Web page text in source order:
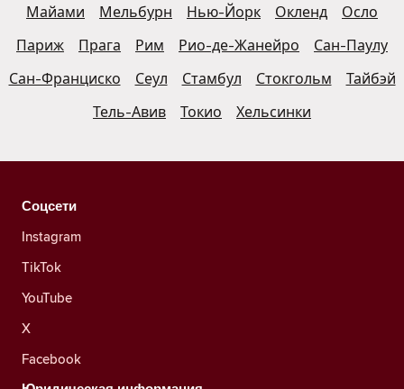
Майами
Мельбурн Нью-Йорк Окленд
Осло
Париж
Прага Рим Рио-де-Жанейро
Сан-Паулу
Сан-Франциско
Сеул Стамбул Стокгольм
Тайбэй
Тель-Авив
Токио Хельсинки
Соцсети
Instagram
TikTok
YouTube
X
Facebook